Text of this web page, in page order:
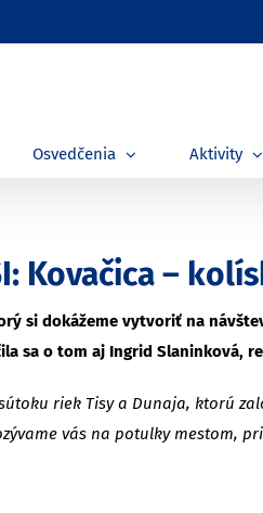
Osvedčenia Aktivity
Kovačica –
si dokážeme vytvoriť na
sa o tom aj Ingrid Slaninková,
riek Tisy a Dunaja, ktorú
vás na potulky mestom,